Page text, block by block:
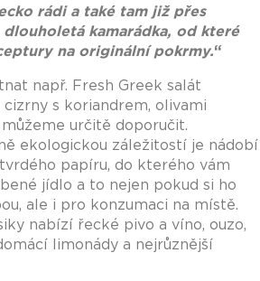
rádi a také tam již přes
kamarádka, od které
na originální pokrmy.“
např. Fresh Greek salát
s koriandrem, olivami
určitě doporučit.
ekologickou záležitostí je nádobí
papíru, do kterého vám
jídlo a to nejen pokud si ho
ale i pro konzumaci na místě.
nabízí řecké pivo a víno, ouzo,
limonády a nejrůznější